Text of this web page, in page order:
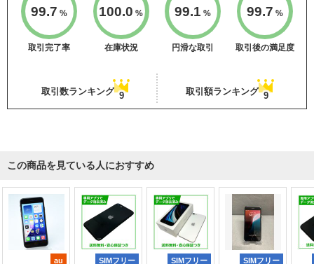
99.7 %
取引完了率
100.0 %
在庫状況
99.1 %
円滑な取引
99.7 %
取引後の満足度
取引数ランキング 9 取引額ランキング 9
この商品を見ている人におすすめ
au SIMフリー SIMフリー SIMフリー